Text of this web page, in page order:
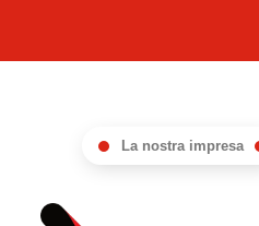
La nostra impresa